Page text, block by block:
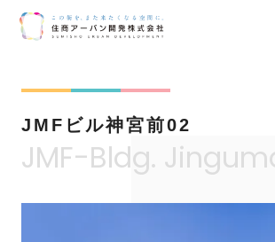
JMFビル神宮前02
JMF-Bldg.